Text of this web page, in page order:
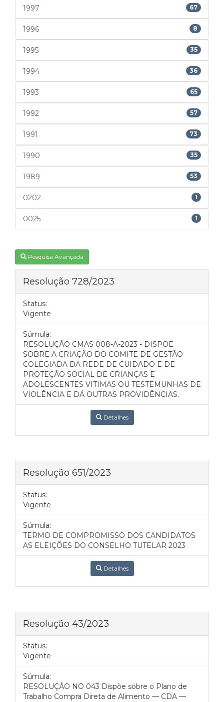
1997 67
1996 8
1995 35
1994 36
1993 65
1992 57
1991 73
1990 35
1989 53
0202 1
0025 1
Pesquisa Avançada
Resolução 728/2023
Status:
Vigente
Súmula:
RESOLUÇÃO CMAS 008-A-2023 - DISPOE
SOBRE A CRIAÇÃO DO COMITE DE GESTÃO
COLEGIADA DA REDE DE CUIDADO E DE
PROTEÇÃO SOCIAL DE CRIANÇAS E
ADOLESCENTES VITIMAS OU TESTEMUNHAS DE
VIOLÊNCIA E DÁ OUTRAS PROVIDÊNCIAS.
Detalhes
Resolução 651/2023
Status:
Vigente
Súmula:
TERMO DE COMPROMISSO DOS CANDIDATOS
AS ELEIÇÕES DO CONSELHO TUTELAR 2023
Detalhes
Resolução 43/2023
Status:
Vigente
Súmula:
RESOLUÇÃO NO 043 Dispõe sobre o Plano de
Trabalho Compra Direta de Alimento — CDA —